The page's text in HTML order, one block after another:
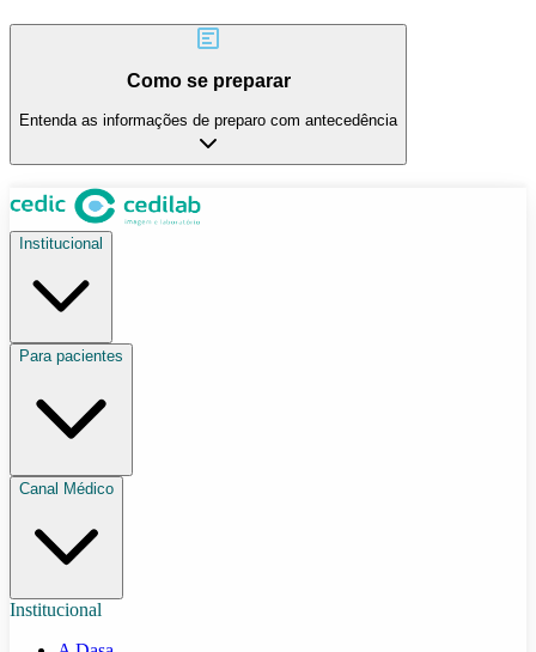
Como se preparar
Entenda as informações de preparo com antecedência
Institucional
Para pacientes
Canal Médico
Institucional